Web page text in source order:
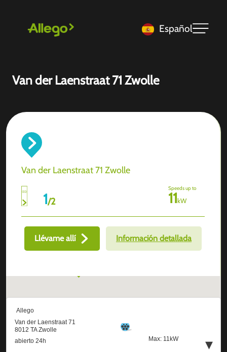
Español
Van der Laenstraat 71 Zwolle
Van der Laenstraat 71 Zwolle
1/2
Speeds up to
11kW
Llévame allí Información detallada